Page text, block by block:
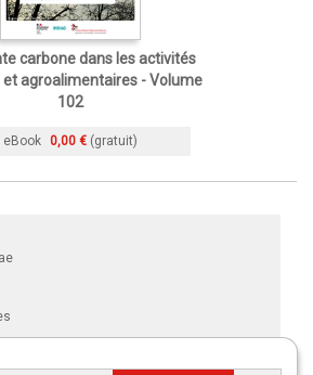
carbone dans les activités
et agroalimentaires - Volume
102
eBook 0,00 € (gratuit)